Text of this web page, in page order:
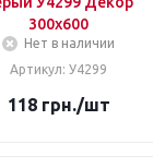
300х600
Нет в наличии
Артикул: У4299
118грн./шт